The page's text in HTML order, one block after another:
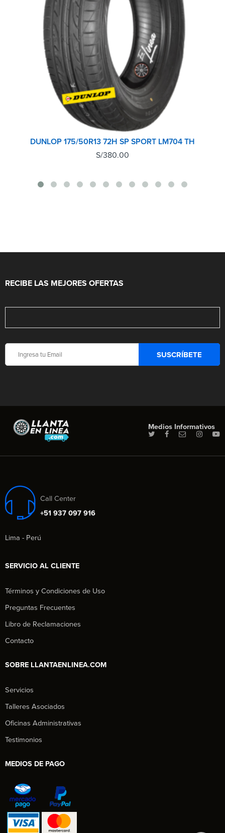
DUNLOP 175/50R13 72H SP SPORT LM704 TH
S/380.00
RECIBE LAS MEJORES OFERTAS
Medios Informativos
Call Center
+51 937 097 916
Lima - Perú
SERVICIO AL CLIENTE
Términos y Condiciones de Uso
Preguntas Frecuentes
Libro de Reclamaciones
Contacto
SOBRE LLANTAENLINEA.COM
Servicios
Talleres Asociados
Oficinas Administrativas
Testimonios
MEDIOS DE PAGO